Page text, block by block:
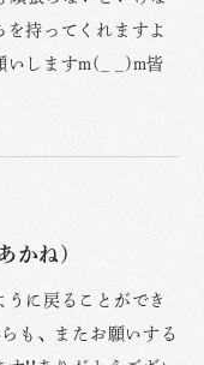
持ってくれますよ
いしますm(_ _)m皆
かね)
に戻ることができ
も、またお願いする